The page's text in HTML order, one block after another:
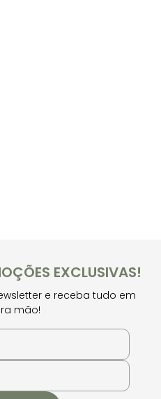
EXCLUSIVAS!
e receba tudo em
mão!